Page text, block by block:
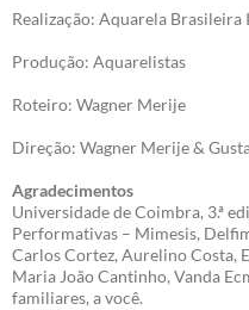
Realização: Aquarela Brasileira
Produção: Aquarelistas
Roteiro: Wagner Merije
Direção: Wagner Merije &
Agradecimentos
Universidade de Coimbra, 3.ª
Performativas – Mimesis,
Carlos Cortez, Aurelino Costa,
Maria João Cantinho, Vanda
familiares, a você.